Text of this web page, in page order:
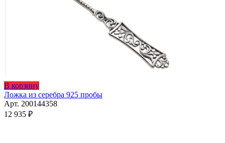
В корзину
Ложка из серебра 925 пробы
Арт. 200144358
12 935 ₽